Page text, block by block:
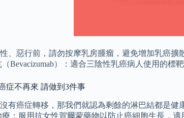
、惡行前，請勿按摩乳房腫瘤，避免增加乳癌
Bevacizumab）：適合三陰性乳癌病人使用的
症不再來 請做到3件事
有癌症轉移，那我們就認為剩餘的淋巴結都是
：服用抗女性賀爾蒙藥物以防止癌細胞生長，